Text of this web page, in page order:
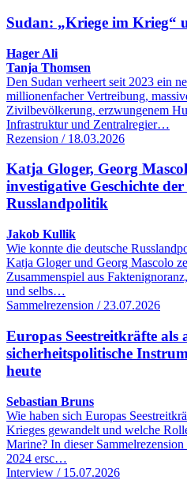
Sudan: „Kriege im Krieg“
Hager Ali
Tanja Thomsen
Den Sudan verheert seit 2023 ein
millionenfacher Vertreibung,
Zivilbevölkerung, erzwungenem
Infrastruktur und Zentralregier…
Rezension / 18.03.2026
Katja Gloger, Georg
investigative Geschichte der
Russlandpolitik
Jakob Kullik
Wie konnte die deutsche
Katja Gloger und Georg Mascolo
Zusammenspiel aus
und selbs…
Sammelrezension / 23.07.2026
Europas Seestreitkräfte als
sicherheitspolitische
heute
Sebastian Bruns
Wie haben sich Europas
Krieges gewandelt und welche
Marine? In dieser
2024 ersc…
Interview / 15.07.2026